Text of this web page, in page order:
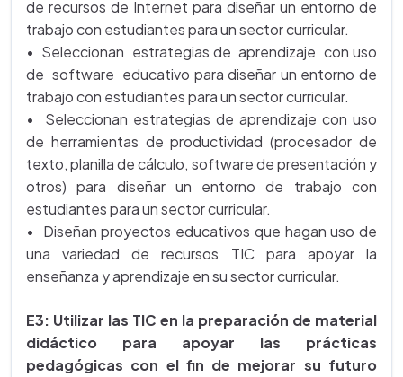
de recursos de Internet para diseñar un entorno de
trabajo con estudiantes para un sector curricular.
• Seleccionan estrategias de aprendizaje con uso
de software educativo para diseñar un entorno de
trabajo con estudiantes para un sector curricular.
• Seleccionan estrategias de aprendizaje con uso
de herramientas de productividad (procesador de
texto, planilla de cálculo, software de presentación y
otros) para diseñar un entorno de trabajo con
estudiantes para un sector curricular.
• Diseñan proyectos educativos que hagan uso de
una variedad de recursos TIC para apoyar la
enseñanza y aprendizaje en su sector curricular.
E3: Utilizar las TIC en la preparación de material
didáctico para apoyar las prácticas
pedagógicas con el fin de mejorar su futuro